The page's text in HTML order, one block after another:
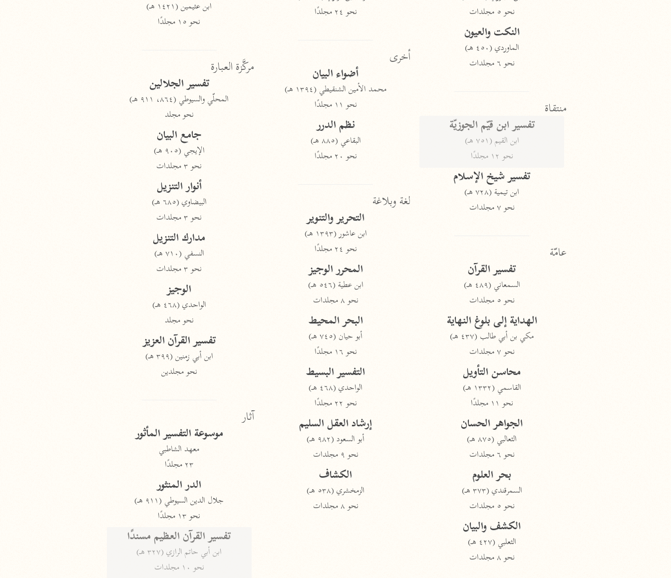
نحو ٥ مجلدات
النكت والعيون
الماوردي (٤٥٠ هـ)
نحو ٦ مجلدات
منتقاة
تفسير ابن قيّم الجوزيّة
ابن القيم (٧٥١ هـ)
نحو ١٢ مجلدًا
تفسير شيخ الإسلام
ابن تيمية (٧٢٨ هـ)
نحو ٧ مجلدات
عامّة
تفسير القرآن
السمعاني (٤٨٩ هـ)
نحو ٥ مجلدات
الهداية إلى بلوغ النهاية
مكي بن أبي طالب (٤٣٧ هـ)
نحو ٧ مجلدات
محاسن التأويل
القاسمي (١٣٣٢ هـ)
نحو ١١ مجلدًا
الجواهر الحسان
الثعالبي (٨٧٥ هـ)
نحو ٦ مجلدات
بحر العلوم
السمرقندي (٣٧٣ هـ)
نحو ٥ مجلدات
الكشف والبيان
الثعلبي (٤٢٧ هـ)
نحو ٨ مجلدات
نحو ٢٤ مجلدًا
أخرى
أضواء البيان
محمد الأمين الشنقيطي (١٣٩٤ هـ)
نحو ١١ مجلدًا
نظم الدرر
البقاعي (٨٨٥ هـ)
نحو ٢٠ مجلدًا
لغة وبلاغة
التحرير والتنوير
ابن عاشور (١٣٩٣ هـ)
نحو ٢٤ مجلدًا
المحرر الوجيز
ابن عطية (٥٤٦ هـ)
نحو ٨ مجلدات
البحر المحيط
أبو حيان (٧٤٥ هـ)
نحو ١٦ مجلدًا
التفسير البسيط
الواحدي (٤٦٨ هـ)
نحو ٢٢ مجلدًا
إرشاد العقل السليم
أبو السعود (٩٨٢ هـ)
نحو ٩ مجلدات
الكشاف
الزمخشري (٥٣٨ هـ)
نحو ٨ مجلدات
ابن عثيمين (١٤٢١ هـ)
نحو ١٥ مجلدًا
مركَّزة العبارة
تفسير الجلالين
المحلّي والسيوطي (٨٦٤، ٩١١ هـ)
نحو مجلد
جامع البيان
الإيجي (٩٠٥ هـ)
نحو ٣ مجلدات
أنوار التنزيل
البيضاوي (٦٨٥ هـ)
نحو ٣ مجلدات
مدارك التنزيل
النسفي (٧١٠ هـ)
نحو ٣ مجلدات
الوجيز
الواحدي (٤٦٨ هـ)
نحو مجلد
تفسير القرآن العزيز
ابن أبي زمنين (٣٩٩ هـ)
نحو مجلدين
آثار
موسوعة التفسير المأثور
معهد الشاطبي
٢٣ مجلدًا
الدر المنثور
جلال الدين السيوطي (٩١١ هـ)
نحو ١٣ مجلدًا
تفسير القرآن العظيم مسندًا
ابن أبي حاتم الرازي (٣٢٧ هـ)
نحو ١٠ مجلدات